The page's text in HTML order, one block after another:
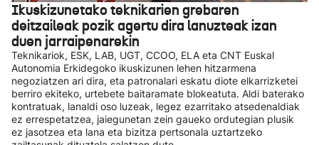
Ikuskizunetako teknikarien grebaren
deitzaileak pozik agertu dira lanuzteak izan
duen jarraipenarekin
Teknikariok, ESK, LAB, UGT, CCOO, ELA eta CNT Euskal
Autonomia Erkidegoko ikuskizunen lehen hitzarmena
negoziatzen ari dira, eta patronalari eskatu diote elkarrizketei
berriro ekiteko, urtebete baitaramate blokeatuta. Aldi baterako
kontratuak, lanaldi oso luzeak, legez ezarritako atsedenaldiak
ez errespetatzea, jaiegunetan zein gaueko ordutegian plusik
ez jasotzea eta lana eta bizitza pertsonala uztartzeko